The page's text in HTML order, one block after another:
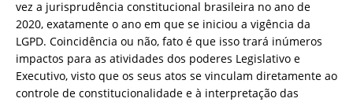
vez a jurisprudência constitucional brasileira no ano de
2020, exatamente o ano em que se iniciou a vigência da
LGPD. Coincidência ou não, fato é que isso trará inúmeros
impactos para as atividades dos poderes Legislativo e
Executivo, visto que os seus atos se vinculam diretamente ao
controle de constitucionalidade e à interpretação das